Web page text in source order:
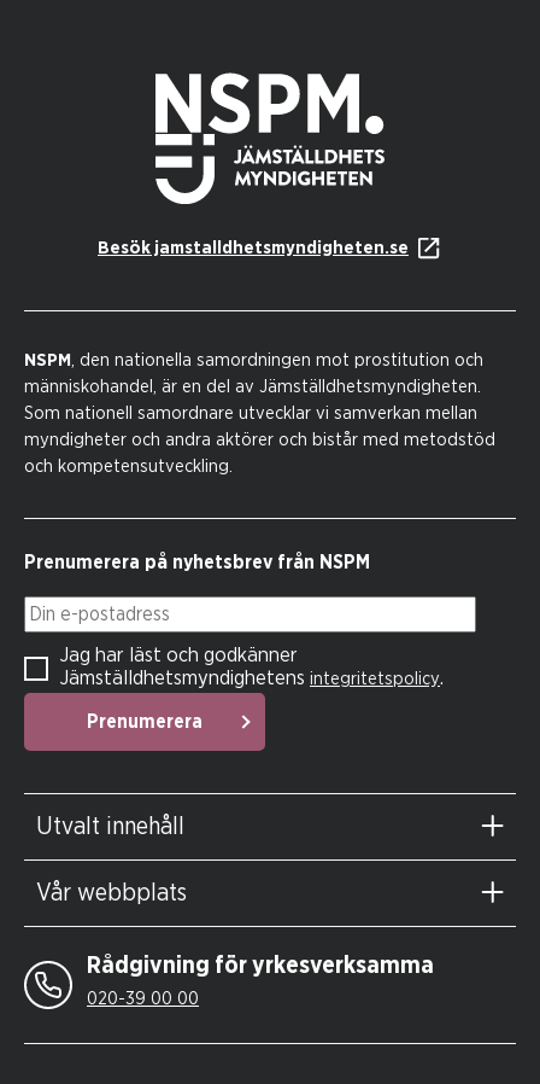
Besök jamstalldhetsmyndigheten.se
NSPM , den nationella samordningen mot prostitution och
människohandel, är en del av Jämställdhetsmyndigheten.
Som nationell samordnare utvecklar vi samverkan mellan
myndigheter och andra aktörer och bistår med metodstöd
och kompetensutveckling.
Prenumerera på nyhetsbrev från NSPM
Din e-postadress
Prenumerera
Jag har läst och godkänner
Jämställdhetsmyndighetens integritetspolicy.
Utvalt innehåll
Vår webbplats
Rådgivning för yrkesverksamma
020-39 00 00